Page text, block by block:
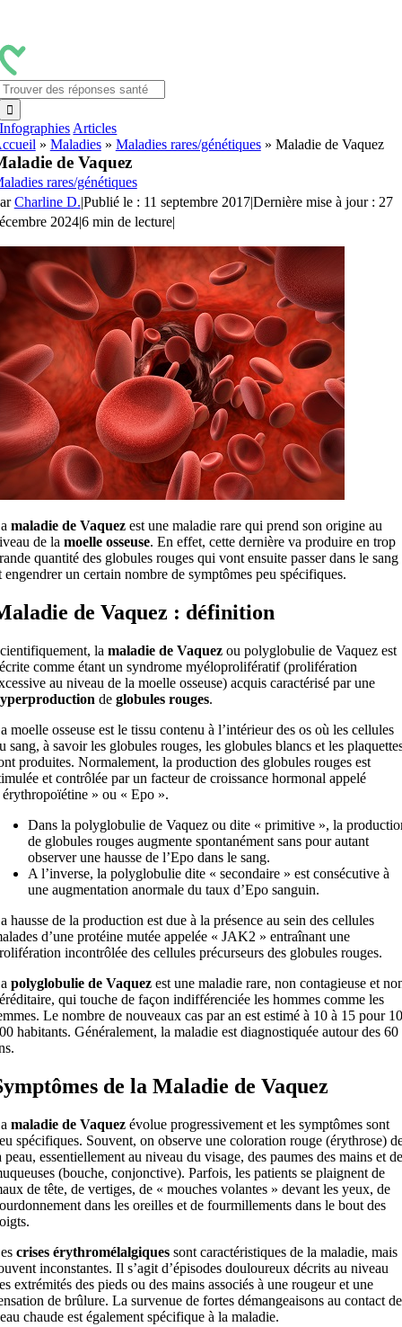
contenu
Infographies Articles
» Maladies» Maladies rares/génétiques» Maladie de Vaquez
de Vaquez
rares/génétiques
Charline D.|Publié le : 11 septembre 2017|Dernière mise à jour : 27
2024|6 min de lecture|
maladie de Vaquez est une maladie rare qui prend son origine au
de la moelle osseuse. En effet, cette dernière va produire en trop
quantité des globules rouges qui vont ensuite passer dans le sang
engendrer un certain nombre de symptômes peu spécifiques.
de Vaquez : définition
la maladie de Vaquez ou polyglobulie de Vaquez est
comme étant un syndrome myéloprolifératif (prolifération
au niveau de la moelle osseuse) acquis caractérisé par une
deglobules rouges.
moelle osseuse est le tissu contenu à l’intérieur des os où les cellules
sang, à savoir les globules rouges, les globules blancs et les
produites. Normalement, la production des globules rouges est
et contrôlée par un facteur de croissance hormonal appelé
érythropoïétine » ou « Epo ».
Dans la polyglobulie de Vaquez ou dite « primitive », la
de globules rouges augmente spontanément sans pour autant
observer une hausse de l’Epo dans le sang.
A l’inverse, la polyglobulie dite « secondaire » est consécutive à
une augmentation anormale du taux d’Epo sanguin.
hausse de la production est due à la présence au sein des cellules
d’une protéine mutée appelée « JAK2 » entraînant une
incontrôlée des cellules précurseurs des globules rouges.
polyglobulie de Vaquezest une maladie rare, non contagieuse et
qui touche de façon indifférenciée les hommes comme les
Le nombre de nouveaux cas par an est estimé à 10 à 15 pour
habitants. Généralement, la maladie est diagnostiquée autour des 60
de la Maladie de Vaquez
maladie de Vaquezévolue progressivement et les symptômes sont
spécifiques. Souvent, on observe une coloration rouge (érythrose)
peau, essentiellement au niveau du visage, des paumes des mains et
(bouche, conjonctive). Parfois, les patients se plaignent de
de tête, de vertiges, de « mouches volantes » devant les yeux, de
dans les oreilles et de fourmillements dans le bout des
crises érythromélalgiquessont caractéristiques de la maladie, mais
inconstantes. Il s’agit d’épisodes douloureux décrits au niveau
extrémités des pieds ou des mains associés à une rougeur et une
de brûlure. La survenue de fortes démangeaisons au contact de
chaude est également spécifique à la maladie.